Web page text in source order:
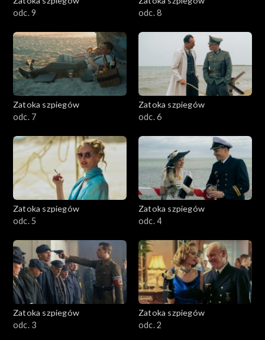
odc. 9
odc. 8
Zatoka szpiegów
odc. 7
Zatoka szpiegów
odc. 6
Zatoka szpiegów
odc. 5
Zatoka szpiegów
odc. 4
Zatoka szpiegów
odc. 3
Zatoka szpiegów
odc. 2